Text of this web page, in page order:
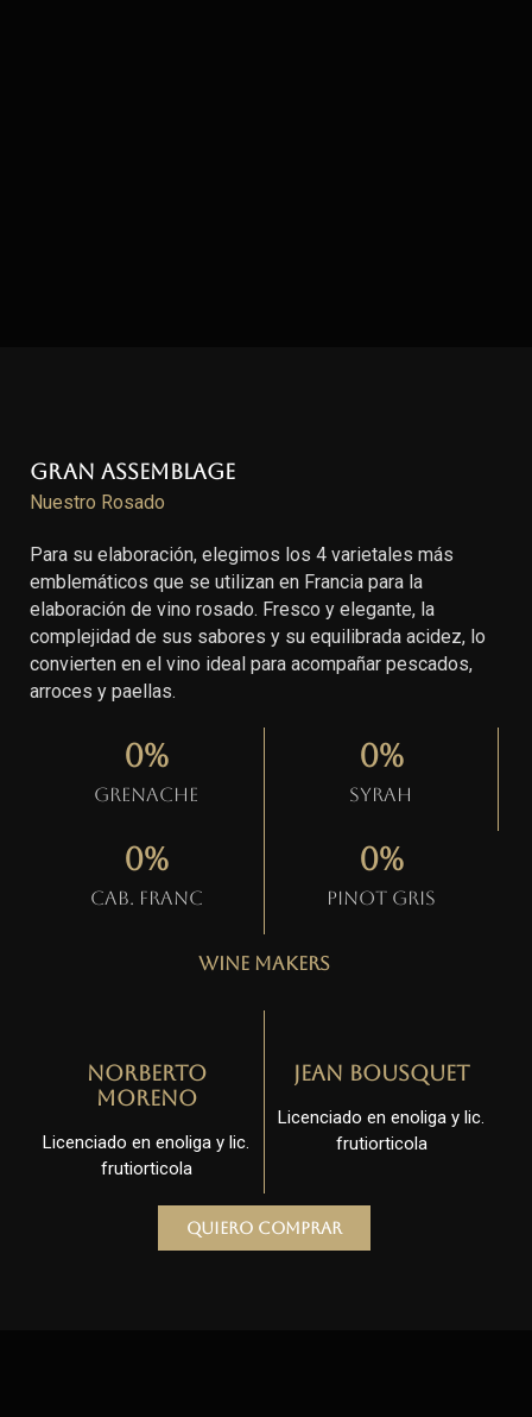
Gran Assemblage
Nuestro Rosado
Para su elaboración, elegimos los 4 varietales más
emblemáticos que se utilizan en Francia para la
elaboración de vino rosado. Fresco y elegante, la
complejidad de sus sabores y su equilibrada acidez, lo
convierten en el vino ideal para acompañar pescados,
arroces y paellas.
Grenache
0%
Syrah
0%
Cab. Franc
0%
Pinot gris
0%
Wine Makers
Norberto
Moreno
Licenciado en enoliga y lic.
frutiorticola
Jean Bousquet
Licenciado en enoliga y lic.
frutiorticola
Quiero comprar